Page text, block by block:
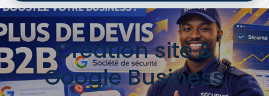
Création site &
Google Business